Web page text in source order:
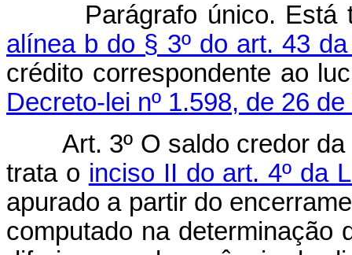
Parágrafo único. Está
alínea b do § 3º do art. 43
crédito correspondente ao
Decreto-lei nº 1.598, de 26
Art. 3º O saldo credor
trata o inciso II do art. 4º da
apurado a partir do
computado na determinação